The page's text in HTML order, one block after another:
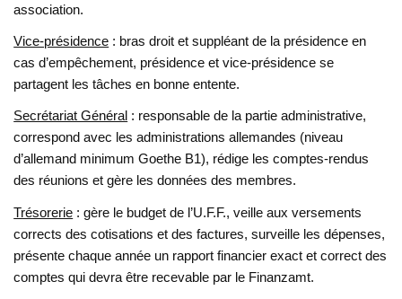
association.
Vice-présidence : bras droit et suppléant de la présidence en
cas d’empêchement, présidence et vice-présidence se
partagent les tâches en bonne entente.
Secrétariat Général : responsable de la partie administrative,
correspond avec les administrations allemandes (niveau
d’allemand minimum Goethe B1), rédige les comptes-rendus
des réunions et gère les données des membres.
Trésorerie : gère le budget de l’U.F.F., veille aux versements
corrects des cotisations et des factures, surveille les dépenses,
présente chaque année un rapport financier exact et correct des
comptes qui devra être recevable par le Finanzamt.